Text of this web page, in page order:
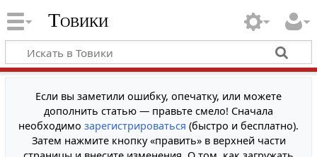
Товики
Если вы заметили ошибку, опечатку, или можете
дополнить статью — правьте смело! Сначала
необходимо зарегистрироваться (быстро и бесплатно).
Затем нажмите кнопку «править» в верхней части